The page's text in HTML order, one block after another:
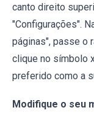
canto direito
"Configurações".
páginas", passe o
clique no símbolo
preferido como a
Modifique o seu